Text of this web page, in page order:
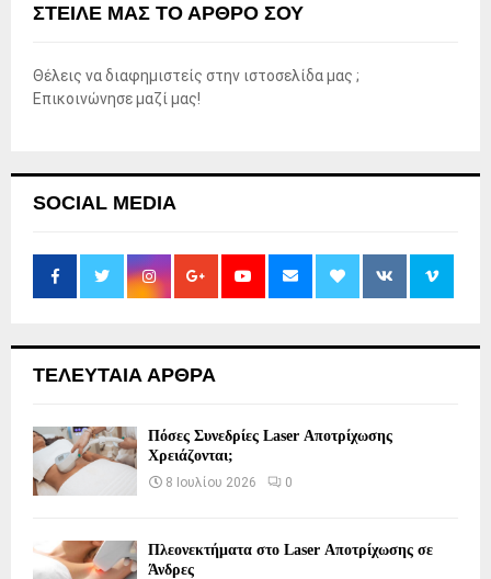
ΣΤΕΊΛΕ ΜΑΣ ΤΟ ΆΡΘΡΟ ΣΟΥ
Θέλεις να διαφημιστείς στην ιστοσελίδα μας ;
Επικοινώνησε μαζί μας!
SOCIAL MEDIA
ΤΕΛΕΥΤΑΙΑ ΑΡΘΡΑ
Πόσες Συνεδρίες Laser Αποτρίχωσης
Χρειάζονται;
8 Ιουλίου 2026 0
Πλεονεκτήματα στο Laser Αποτρίχωσης σε
Άνδρες